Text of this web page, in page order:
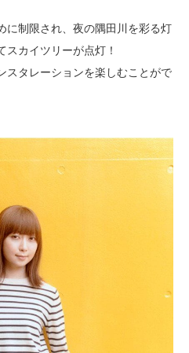
に制限され、夜の隅田川を彩る灯
スカイツリーが点灯！
スタレーションを楽しむことがで